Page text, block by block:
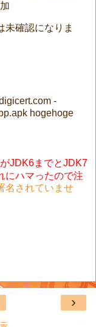
未確認になりま
-
hogehoge
JDK6までとJDK7
にハマったので注
名されていませ
›